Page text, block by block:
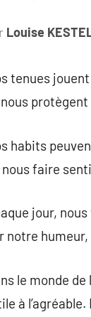
Louise
tenues
habits
nous faire
jour,
notre
le monde
à